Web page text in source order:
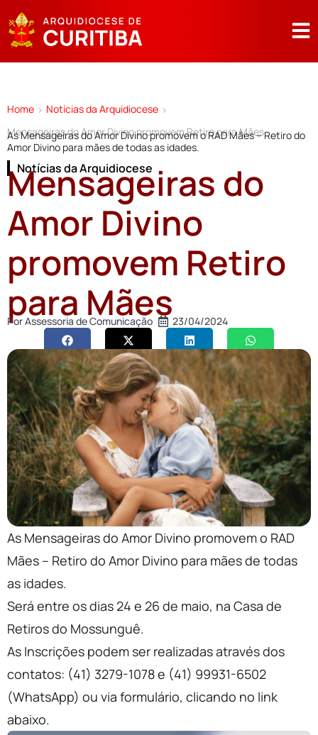
Home > Notícias da Arquidiocese >
Mensageiras do Amor Divino promovem Retiro para Mães
As Mensageiras do Amor Divino promovem o RAD Mães – Retiro do
Amor Divino para mães de todas as idades.
Notícias da Arquidiocese
Mensageiras do
Amor Divino
promovem Retiro
para Mães
PorAssessoria de Comunicação 23/04/2024
As Mensageiras do Amor Divino promovem o RAD
Mães – Retiro do Amor Divino para mães de todas
as idades.
Será entre os dias 24 e 26 de maio, na Casa de
Retiros do Mossunguê.
As Inscrições podem ser realizadas através dos
contatos: (41) 3279-1078 e (41) 99931-6502
(WhatsApp) ou via formulário, clicando no link
abaixo.